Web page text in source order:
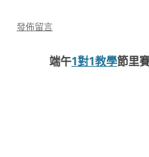
發佈留言
端午1對1教學節里